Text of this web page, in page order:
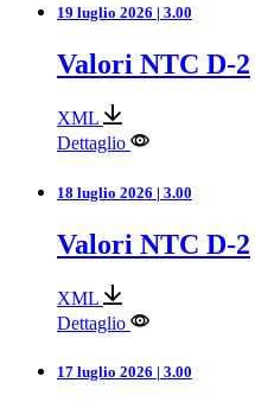
19 luglio 2026 | 3.00
Valori NTC D-2
XML
Dettaglio
18 luglio 2026 | 3.00
Valori NTC D-2
XML
Dettaglio
17 luglio 2026 | 3.00